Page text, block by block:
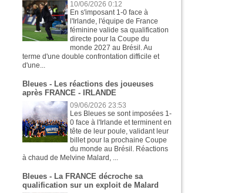
10/06/2026 0:12
En s'imposant 1-0 face à
l'Irlande, l'équipe de France
féminine valide sa qualification
directe pour la Coupe du
monde 2027 au Brésil. Au
terme d'une double confrontation difficile et
d'une...
Bleues - Les réactions des joueuses
après FRANCE - IRLANDE
09/06/2026 23:53
Les Bleues se sont imposées 1-
0 face à l'Irlande et terminent en
tête de leur poule, validant leur
billet pour la prochaine Coupe
du monde au Brésil. Réactions
à chaud de Melvine Malard, ...
Bleues - La FRANCE décroche sa
qualification sur un exploit de Malard